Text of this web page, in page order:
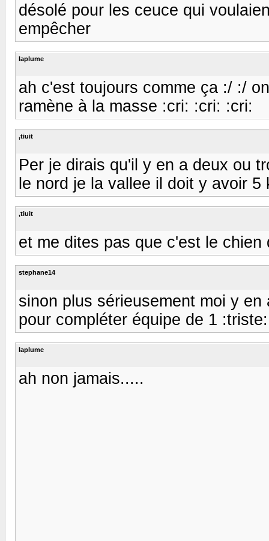
désolé pour les ceuce qui
empêcher
laplume
ah c'est toujours comme ça :/ :/
ramène à la masse :cri: :cri: :cri:
,tiuit
Per je dirais qu'il y en a deux ou
le nord je la vallee il doit y avoir
,tiuit
et me dites pas que c'est le
stephane14
sinon plus sérieusement moi y
pour compléter équipe de 1 :triste:
laplume
ah non jamais.....